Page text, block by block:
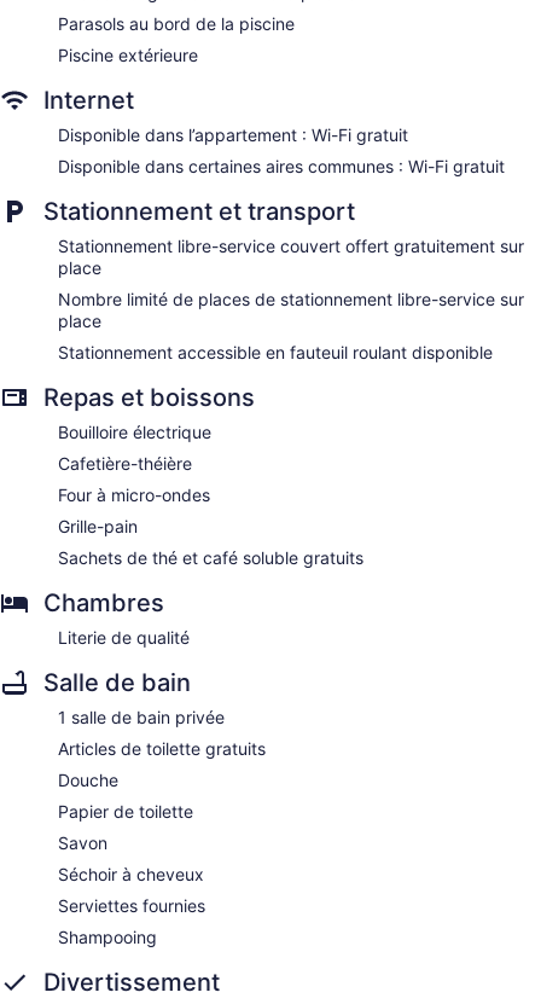
Parasols au bord de la piscine
Piscine extérieure
Internet
Disponible dans l’appartement : Wi-Fi gratuit
Disponible dans certaines aires communes : Wi-Fi gratuit
Stationnement et transport
Stationnement libre-service couvert offert gratuitement sur
place
Nombre limité de places de stationnement libre-service sur
place
Stationnement accessible en fauteuil roulant disponible
Repas et boissons
Bouilloire électrique
Cafetière-théière
Four à micro-ondes
Grille-pain
Sachets de thé et café soluble gratuits
Chambres
Literie de qualité
Salle de bain
1 salle de bain privée
Articles de toilette gratuits
Douche
Papier de toilette
Savon
Séchoir à cheveux
Serviettes fournies
Shampooing
Divertissement